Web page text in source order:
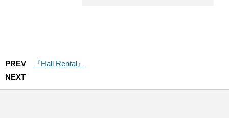
PREV
『Hall Rental』
NEXT